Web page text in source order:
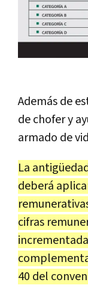
Además de
de chofer y
armado de
La
deberá
cifras
40 del